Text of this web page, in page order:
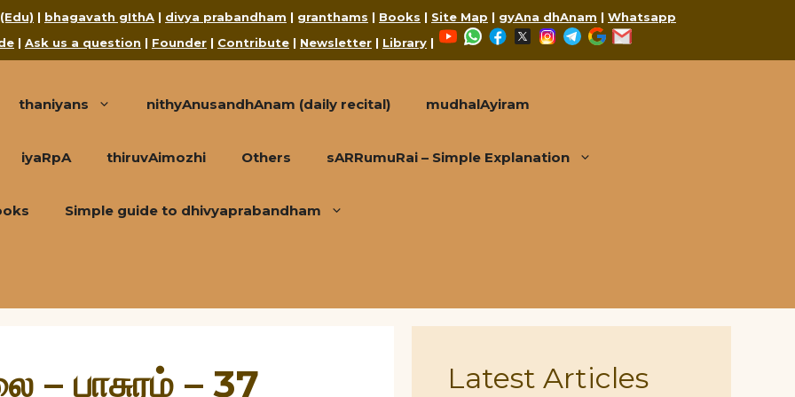
| bhagavath gIthA | divya prabandham | granthams | Books | Site Map | gyAna dhAnam | Whatsapp
| Ask us a question | Founder | Contribute | Newsletter | Library |
YouTubeWhatsApp
Facebook
X Instagram
Telegram
Google
thaniyans nithyAnusandhAnam (daily recital) mudhalAyiram
iyaRpA thiruvAimozhi Others sARRumuRai – Simple Explanation
Simple guide to dhivyaprabandham
– பாசுரம் – 37 Latest Articles